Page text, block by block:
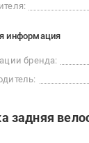
информация
бренда:
задняя